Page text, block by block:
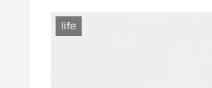
life